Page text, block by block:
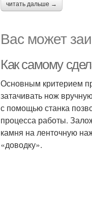
читать дальше →
Вас может
Как самому
Основным критерием
затачивать нож
с помощью станка
процесса работы.
камня на ленточную
«доводку».